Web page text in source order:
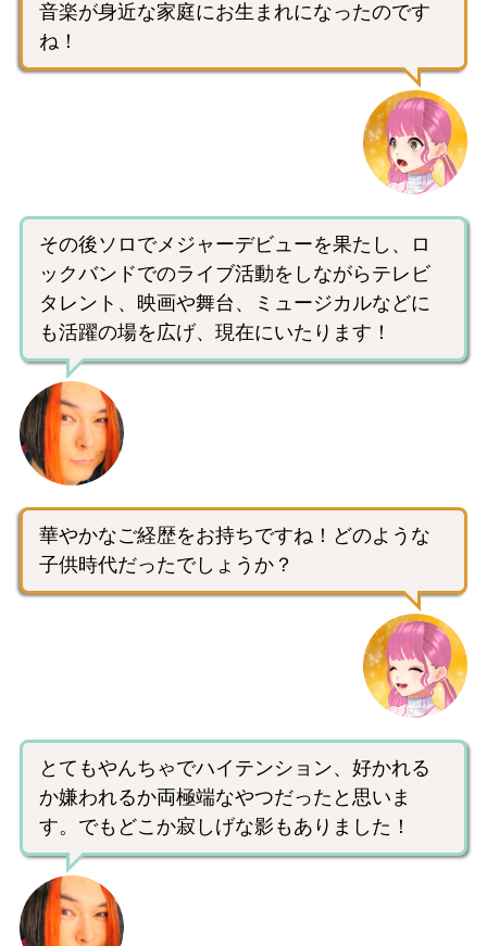
音楽が身近な家庭にお生まれになったのです
ね！
その後ソロでメジャーデビューを果たし、ロ
ックバンドでのライブ活動をしながらテレビ
タレント、映画や舞台、ミュージカルなどに
も活躍の場を広げ、現在にいたります！
華やかなご経歴をお持ちですね！どのような
子供時代だったでしょうか？
とてもやんちゃでハイテンション、好かれる
か嫌われるか両極端なやつだったと思いま
す。でもどこか寂しげな影もありました！